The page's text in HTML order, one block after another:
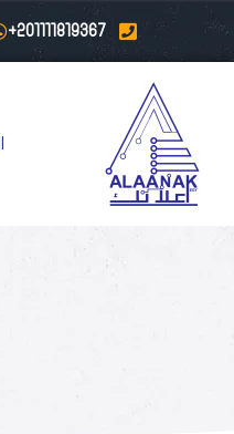
201111819367+